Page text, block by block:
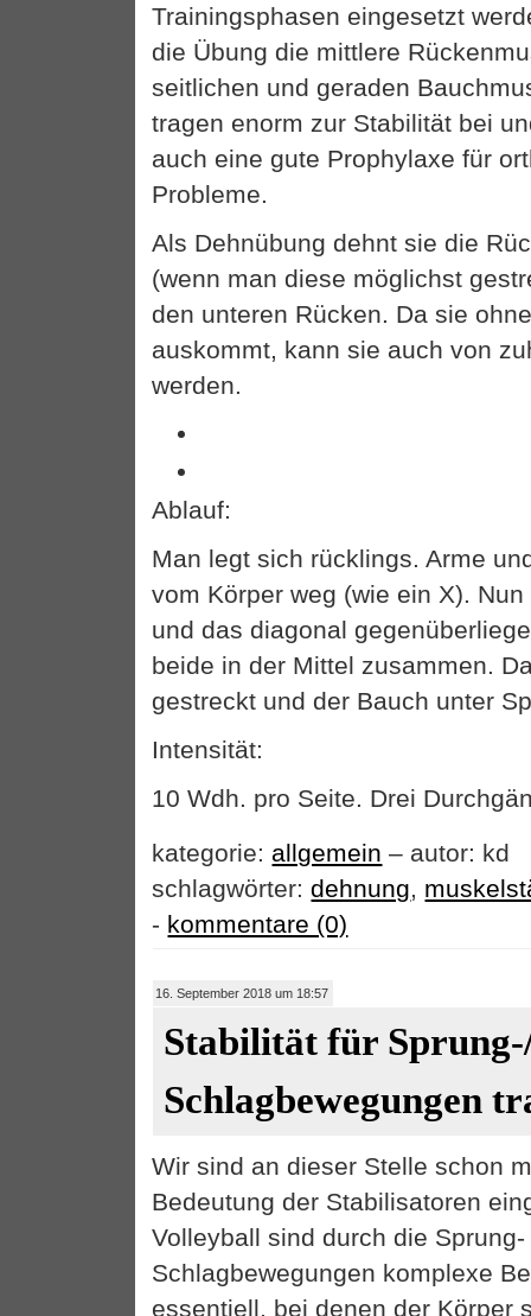
Trainingsphasen eingesetzt
die Übung die mittlere
seitlichen und geraden
tragen enorm zur Stabilität bei
auch eine gute Prophylaxe für
Probleme.
Als Dehnübung dehnt sie die
(wenn man diese möglichst
den unteren Rücken. Da sie
auskommt, kann sie auch von
werden.
Ablauf:
Man legt sich rücklings. Arme
vom Körper weg (wie ein X).
und das diagonal
beide in der Mittel zusammen.
gestreckt und der Bauch unter
Intensität:
10 Wdh. pro Seite. Drei
kategorie: allgemein – autor: kd
schlagwörter:dehnung
- kommentare (0)
16. September 2018 um 18:57
Stabilität für
Schlagbewegungen
Wir sind an dieser Stelle schon
Bedeutung der Stabilisatoren
Volleyball sind durch die
Schlagbewegungen komplexe
essentiell, bei denen der Körper